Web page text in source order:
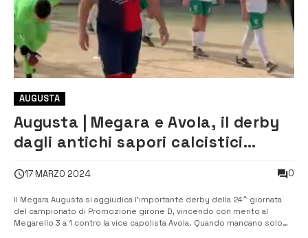
AUGUSTA
Augusta | Megara e Avola, il derby
dagli antichi sapori calcistici
17 MARZO 2024 0
Il Megara Augusta si aggiudica l’importante derby della 24^ giornata
del campionato di Promozione girone D, vincendo con merito al
Megarello 3 a 1 contro la vice capolista Avola. Quando mancano solo